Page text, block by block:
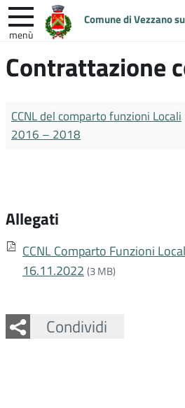
Comune di Vezzano
menù
nel
ENTRA IN COMUNE
Contrattazione
CCNL del comparto funzioni Locali
2016 – 2018
Allegati
CCNL Comparto Funzioni
16.11.2022 (3 MB)
Condividi
Facebook
Twitter
Whatsapp